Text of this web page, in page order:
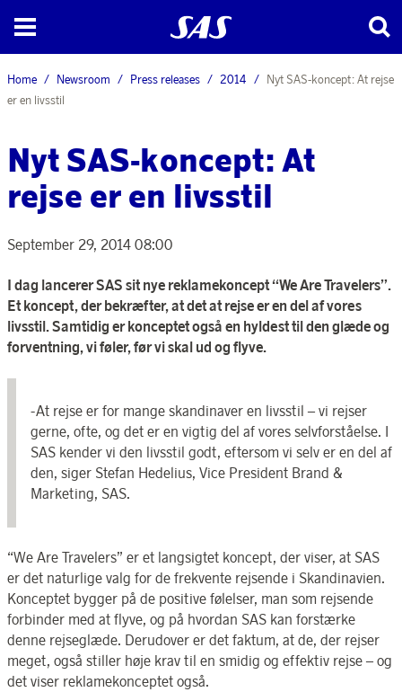
Home Newsroom Press releases 2014
Nyt SAS-koncept: At rejse
er en livsstil
Nyt SAS-koncept: At
rejse er en livsstil
September 29, 2014 08:00
I dag lancerer SAS sit nye reklamekoncept “We Are Travelers”.
Et koncept, der bekræfter, at det at rejse er en del af vores
livsstil. Samtidig er konceptet også en hyldest til den glæde og
forventning, vi føler, før vi skal ud og flyve.
-At rejse er for mange skandinaver en livsstil – vi rejser
gerne, ofte, og det er en vigtig del af vores selvforståelse. I
SAS kender vi den livsstil godt, eftersom vi selv er en del af
den, siger Stefan Hedelius, Vice President Brand &
Marketing, SAS.
“We Are Travelers” er et langsigtet koncept, der viser, at SAS
er det naturlige valg for de frekvente rejsende i Skandinavien.
Konceptet bygger på de positive følelser, man som rejsende
forbinder med at flyve, og på hvordan SAS kan forstærke
denne rejseglæde. Derudover er det faktum, at de, der rejser
meget, også stiller høje krav til en smidig og effektiv rejse – og
det viser reklamekonceptet også.